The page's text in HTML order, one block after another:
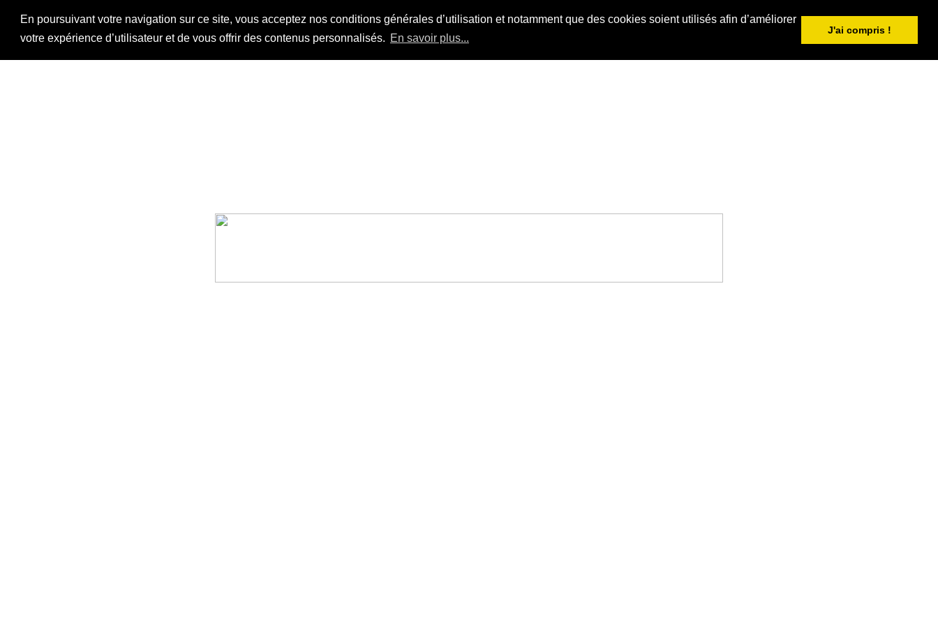
En poursuivant votre navigation sur ce site, vous acceptez nos conditions générales d’utilisation et notamment que des cookies soient utilisés afin d’améliorer
votre expérience d’utilisateur et de vous offrir des contenus personnalisés. En savoir plus...
J'ai compris !